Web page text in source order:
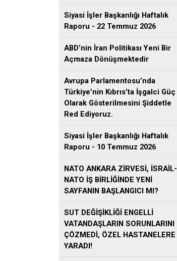
Siyasi İşler Başkanlığı Haftalık
Raporu - 22 Temmuz 2026
ABD’nin İran Politikası Yeni Bir
Açmaza Dönüşmektedir
Avrupa Parlamentosu’nda
Türkiye’nin Kıbrıs’ta İşgalci Güç
Olarak Gösterilmesini Şiddetle
Red Ediyoruz.
Siyasi İşler Başkanlığı Haftalık
Raporu - 10 Temmuz 2026
NATO ANKARA ZİRVESİ, İSRAİL-
NATO İŞ BİRLİĞİNDE YENİ
SAYFANIN BAŞLANGICI MI?
SUT DEĞİŞİKLİĞİ ENGELLİ
VATANDAŞLARIN SORUNLARINI
ÇÖZMEDİ, ÖZEL HASTANELERE
YARADI!